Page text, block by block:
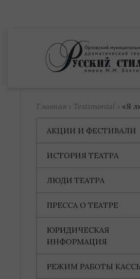
Главная › Testimonial › «Я
АКЦИИ И ФЕСТИВАЛИ
ИСТОРИЯ ТЕАТРА
ЛЮДИ ТЕАТРА
ПРЕССА О ТЕАТРЕ
ЮРИДИЧЕСКАЯ
ИНФОРМАЦИЯ
РЕЖИМ РАБОТЫ